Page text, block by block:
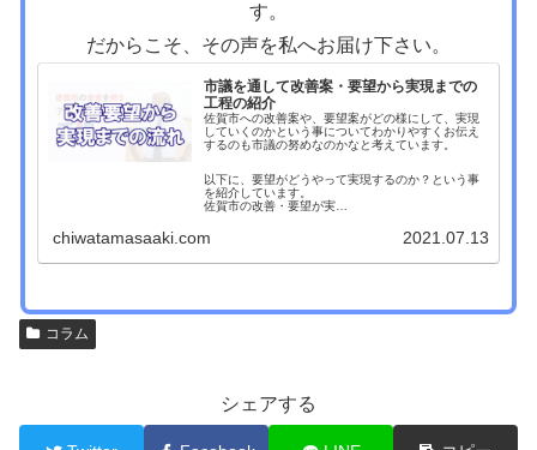
す。
だからこそ、その声を私へお届け下さい。
市議を通して改善案・要望から実現までの
工程の紹介
佐賀市への改善案や、要望案がどの様にして、実現
していくのかという事についてわかりやすくお伝え
するのも市議の努めなのかなと考えています。
以下に、要望がどうやって実現するのか？という事
を紹介しています。
佐賀市の改善・要望が実…
chiwatamasaaki.com 2021.07.13
コラム
シェアする